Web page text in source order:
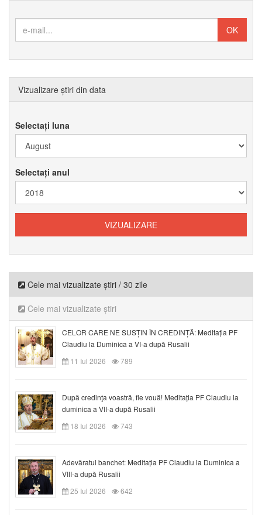
Vizualizare știri din data
Selectați luna
Selectați anul
Cele mai vizualizate știri / 30 zile
Cele mai vizualizate știri
CELOR CARE NE SUSȚIN ÎN CREDINȚĂ: Meditația PF
Claudiu la Duminica a VI-a după Rusalii
11 Iul 2026
789
După credinţa voastră, fie vouă! Meditația PF Claudiu la
duminica a VII-a după Rusalii
18 Iul 2026
743
Adevăratul banchet: Meditația PF Claudiu la Duminica a
VIII-a după Rusalii
25 Iul 2026
642